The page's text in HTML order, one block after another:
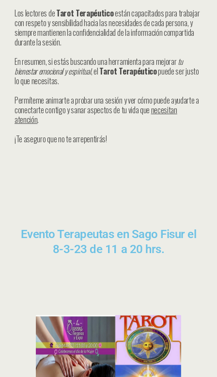
Los lectores deTarot Terapéuticoestán capacitados para trabajar
con respeto y sensibilidad hacia las necesidades de cada persona, y
siempre mantienen la confidencialidad de la información compartida
durante la sesión.
En resumen, si estás buscando una herramienta para mejorartu
bienestar emocional y espiritual, elTarot Terapéuticopuede ser justo
lo que necesitas.
Permíteme animarte a probar una sesión y ver cómo puede ayudarte a
conectarte contigo y sanar aspectos de tu vida quenecesitan
atención.
¡Te aseguro que no te arrepentirás!
Evento Terapeutas en Sago Fisur el
8-3-23 de 11 a 20 hrs.